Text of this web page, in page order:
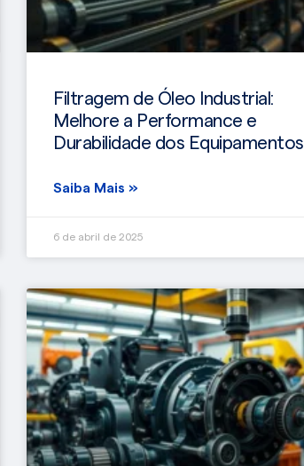
Filtragem de Óleo Industrial:
Melhore a Performance e
Durabilidade dos Equipamentos
Saiba Mais »
6 de abril de 2025